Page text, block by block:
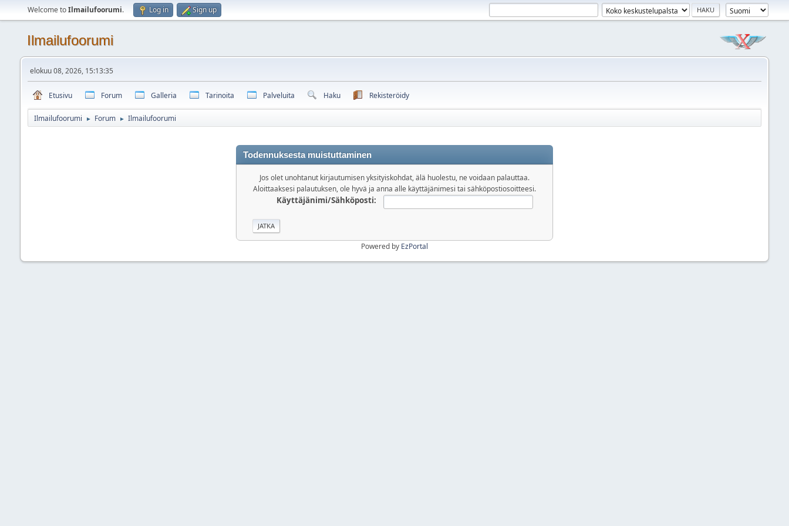
Welcome toIlmailufoorumi. Log in Sign up
Ilmailufoorumi
elokuu 08, 2026, 15:13:35
Etusivu Forum Galleria Tarinoita Palveluita Haku Rekisteröidy
Ilmailufoorumi ► Forum ► Ilmailufoorumi
Todennuksesta muistuttaminen
Jos olet unohtanut kirjautumisen yksityiskohdat, älä huolestu, ne voidaan palauttaa.
Aloittaaksesi palautuksen, ole hyvä ja anna alle käyttäjänimesi tai sähköpostiosoitteesi.
Käyttäjänimi/Sähköposti:
Powered by EzPortal